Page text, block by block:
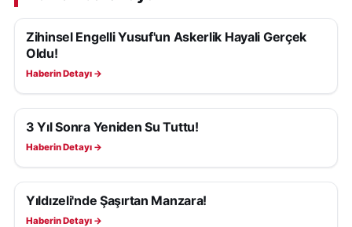
YAŞAM
Zihinsel Engelli Yusuf'un Askerlik Hayali Gerçek
Oldu!
Haberin Detayı →
YAŞAM
3 Yıl Sonra Yeniden Su Tuttu!
Haberin Detayı →
YAŞAM
Yıldızeli'nde Şaşırtan Manzara!
Haberin Detayı →